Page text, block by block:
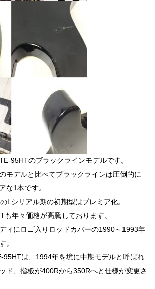
95HTのブラックラインモデルです。
モデルと比べてブラックラインは圧倒的に
な1本です。
Lシリアル期の初期型はプレミア化。
年々価格が高騰しております。
ィにロゴ入りロッドカバーの1990～1993年
。
95HTは、1994年を境に中期モデルと呼ばれ
ド、指板が400Rから350Rへと仕様が変更さ